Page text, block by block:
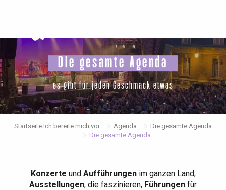
principal
Die gesamte Agenda
es gibt für jeden Geschmack etwas
Startseite Ich bereite mich vor Agenda
Die gesamte Agenda
Die gesamte Agenda
Konzerte und Aufführungenim ganzen Land,
Ausstellungen, die faszinieren, Führungen für